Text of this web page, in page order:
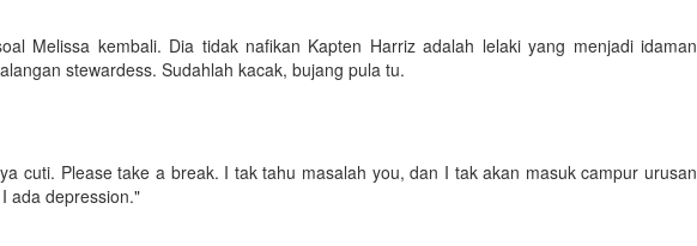
Melissa kembali. Dia tidak nafikan Kapten Harriz adalah lelaki yang menjadi idaman
stewardess. Sudahlah kacak, bujang pula tu.
cuti. Please take a break. I tak tahu masalah you, dan I tak akan masuk campur urusan
ada depression."